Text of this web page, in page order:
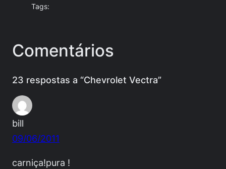
Tags:
Comentários
23 respostas a “Chevrolet Vectra”
bill
09/06/2011
carniça!pura !